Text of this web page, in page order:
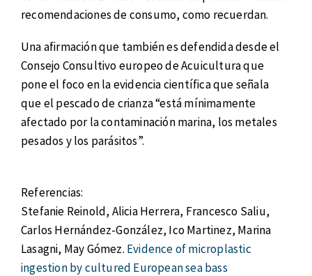
recomendaciones de consumo, como recuerdan.
Una afirmación que también es defendida desde el
Consejo Consultivo europeo de Acuicultura que
pone el foco en la evidencia científica que señala
que el pescado de crianza “está mínimamente
afectado por la contaminación marina, los metales
pesados y los parásitos”.
Referencias:
Stefanie Reinold, Alicia Herrera, Francesco Saliu,
Carlos Hernández-González, Ico Martinez, Marina
Lasagni, May Gómez. Evidence of microplastic
ingestion by cultured European sea bass